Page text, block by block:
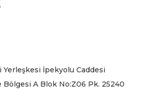
İpekyolu Caddesi
A Blok No:Z06 Pk. 25240